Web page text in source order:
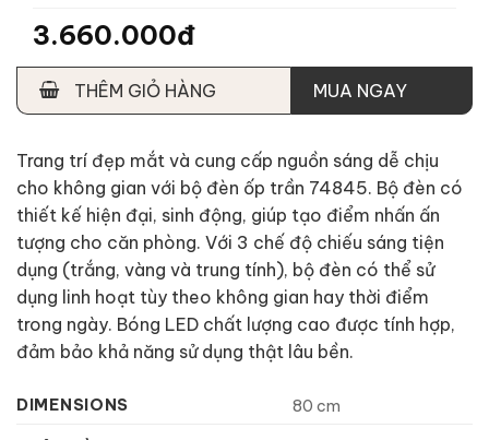
3.660.000đ
THÊM GIỎ HÀNG MUA NGAY
Trang trí đẹp mắt và cung cấp nguồn sáng dễ chịu
cho không gian với bộ đèn ốp trần 74845. Bộ đèn có
thiết kế hiện đại, sinh động, giúp tạo điểm nhấn ấn
tượng cho căn phòng. Với 3 chế độ chiếu sáng tiện
dụng (trắng, vàng và trung tính), bộ đèn có thể sử
dụng linh hoạt tùy theo không gian hay thời điểm
trong ngày. Bóng LED chất lượng cao được tính hợp,
đảm bảo khả năng sử dụng thật lâu bền.
DIMENSIONS 80 cm